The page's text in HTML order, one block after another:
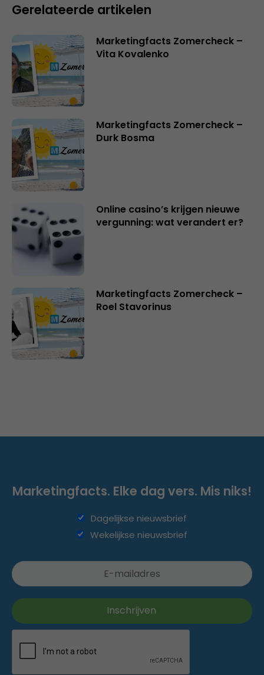
Gerelateerde artikelen
Marketingfacts Zomercheck –
Vita Kovalenko
Marketingfacts Zomercheck –
Durk Bosma
Online casino’s krijgen nieuwe
vergunning: wat verandert er?
Marketingfacts Zomercheck –
Roel Stavorinus
Marketingfacts. Elke dag vers. Mis niks!
Dagelijkse nieuwsbrief
Wekelijkse nieuwsbrief